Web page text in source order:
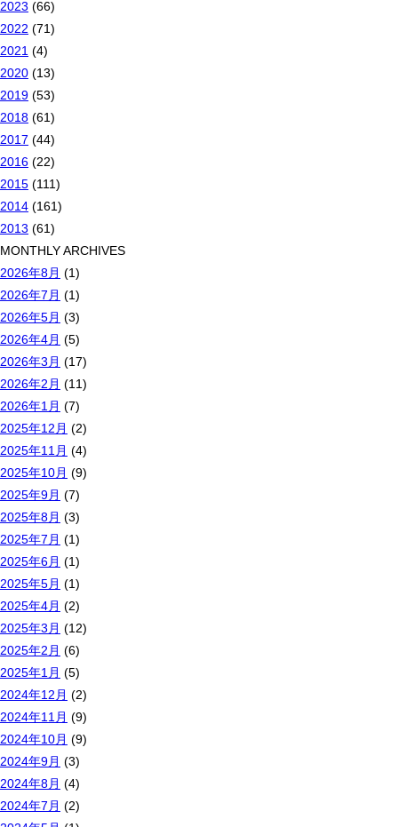
2023 (66)
2022 (71)
2021 (4)
2020 (13)
2019 (53)
2018 (61)
2017 (44)
2016 (22)
2015 (111)
2014 (161)
2013 (61)
MONTHLY ARCHIVES
2026年8月 (1)
2026年7月 (1)
2026年5月 (3)
2026年4月 (5)
2026年3月 (17)
2026年2月 (11)
2026年1月 (7)
2025年12月 (2)
2025年11月 (4)
2025年10月 (9)
2025年9月 (7)
2025年8月 (3)
2025年7月 (1)
2025年6月 (1)
2025年5月 (1)
2025年4月 (2)
2025年3月 (12)
2025年2月 (6)
2025年1月 (5)
2024年12月 (2)
2024年11月 (9)
2024年10月 (9)
2024年9月 (3)
2024年8月 (4)
2024年7月 (2)